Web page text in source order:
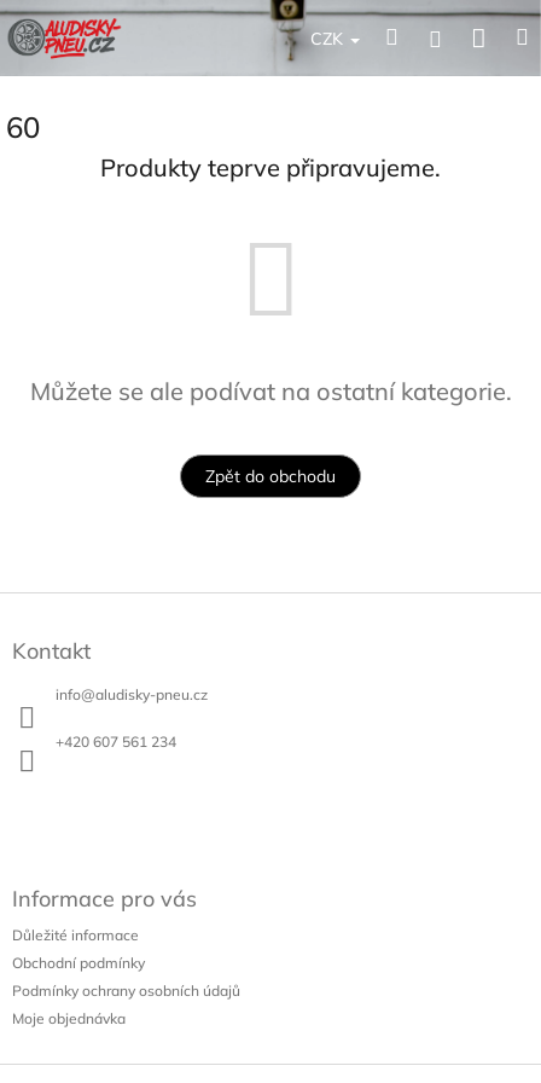
Přejít
na
obsah
CZK HledatPřihlášení
60
Produkty teprve připravujeme.
Můžete se ale podívat na ostatní kategorie.
Zpět do obchodu
Kontakt
info@aludisky-pneu.cz
+420 607 561 234
Informace pro vás
Důležité informace
Obchodní podmínky
Podmínky ochrany osobních údajů
Moje objednávka